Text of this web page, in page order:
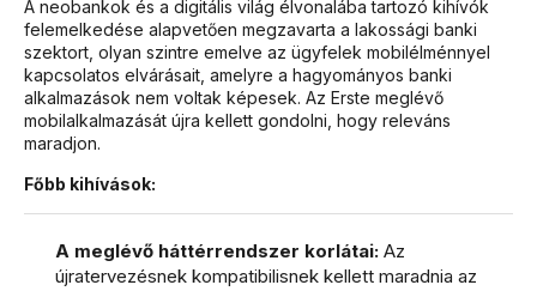
A neobankok és a digitális világ élvonalába tartozó kihívók
felemelkedése alapvetően megzavarta a lakossági banki
szektort, olyan szintre emelve az ügyfelek mobilélménnyel
kapcsolatos elvárásait, amelyre a hagyományos banki
alkalmazások nem voltak képesek. Az Erste meglévő
mobilalkalmazását újra kellett gondolni, hogy releváns
maradjon.
Főbb kihívások:
A meglévő háttérrendszer korlátai: Az
újratervezésnek kompatibilisnek kellett maradnia az